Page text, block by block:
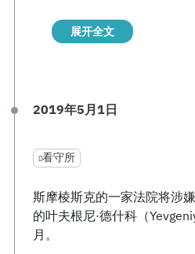
展开全文
2019年5月1日
看守所
斯摩棱斯克的一家法院将涉
的叶夫根尼·德什科（
月。